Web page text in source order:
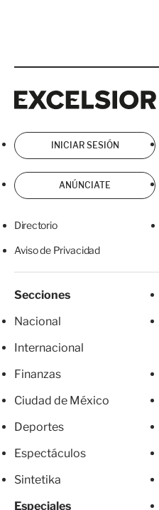
INICIAR SESIÓN
ANÚNCIATE
Directorio
Aviso de Privacidad
Secciones
Nacional
Internacional
Finanzas
Ciudad de México
Deportes
Espectáculos
Sintetika
Especiales